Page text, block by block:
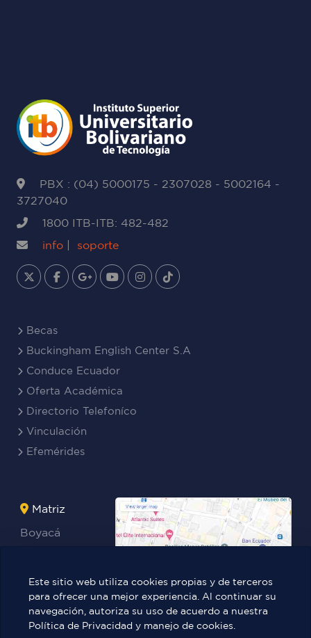
PBX : (04) 5000175 - 2307028 - 5002164 -
3727040
1800 ITB-ITB: 482-482
info
soporte
Becas
Buckingham English Center S.A
Conduce Ecuador
Oferta Académica
Directorio Telefoníco
Vinculación
Efemérides
Matriz
Boyacá
Teresa
Benites Ayala
Este sitio web utiliza cookies propias y de terceros
para ofrecer una mejor experiencia. Al continuar su
navegación, autoriza su uso de acuerdo a nuestra
Política de Privacidad y manejo de cookies.